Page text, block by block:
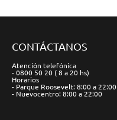
CONTÁCTANOS
Atención telefónica
- 0800 50 20 ( 8 a 20 hs)
Horarios
- Parque Roosevelt: 8:00 a 22:00
- Nuevocentro: 8:00 a 22:00